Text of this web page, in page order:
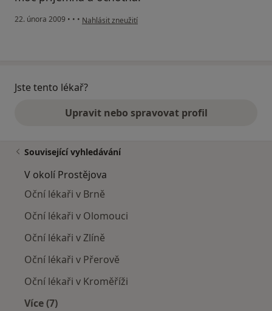
22. února 2009 • • • podle názoru uživatele Pacient
Nahlásit zneužití
Jste tento lékař?
Upravit nebo spravovat profil
Související vyhledávání
V okolí Prostějova
Oční lékaři v Brně
Oční lékaři v Olomouci
Oční lékaři v Zlíně
Oční lékaři v Přerově
Oční lékaři v Kroměříži
Více (7)